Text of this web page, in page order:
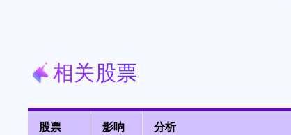
相关股票
股票 影响 分析